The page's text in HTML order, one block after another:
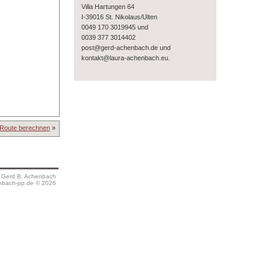
Route berechnen»
B. Achenbach
pp.de © 2026
Villa Hartungen 64
I-39016 St. Nikolaus/Ulten
0049 170 3019945 und
0039 377 3014402
post@gerd-achenbach.de und
kontakt@laura-achenbach.eu.